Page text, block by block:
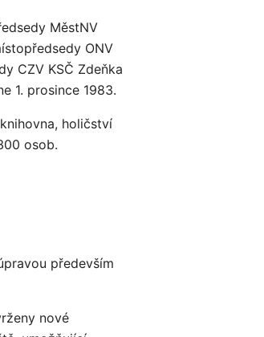
MěstNV
ONV
CZV KSČ Zdeňka
1. prosince 1983.
holičství
osob.
především
nové